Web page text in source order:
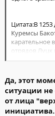
Цитата:В
Куремсы
карательное
отрядов
Тетереву,
Да, этот
ситуации не
от лица